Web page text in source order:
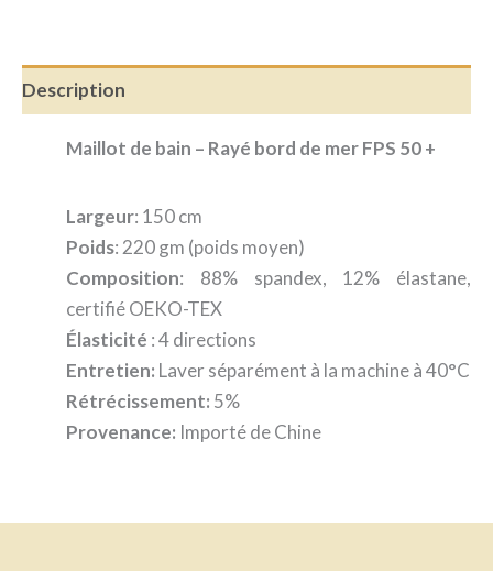
Description
Maillot de bain – Rayé bord de mer FPS 50 +
Largeur: 150 cm
Poids: 220 gm (poids moyen)
Composition: 88% spandex, 12% élastane,
certifié OEKO-TEX
Élasticité : 4 directions
Entretien: Laver séparément à la machine à 40°C
Rétrécissement: 5%
Provenance: Importé de Chine